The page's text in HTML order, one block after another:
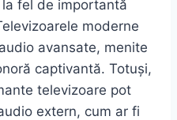
fel de importantă
moderne
avansate, menite
captivantă. Totuși,
televizoare pot
extern, cum ar fi